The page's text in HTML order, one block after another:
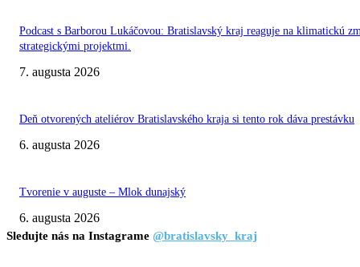
Podcast s Barborou Lukáčovou: Bratislavský kraj reaguje na klimatickú
strategickými projektmi.
7. augusta 2026
Deň otvorených ateliérov Bratislavského kraja si tento rok dáva prestávku
6. augusta 2026
Tvorenie v auguste – Mlok dunajský
6. augusta 2026
Sledujte nás na Instagrame @bratislavsky_kraj